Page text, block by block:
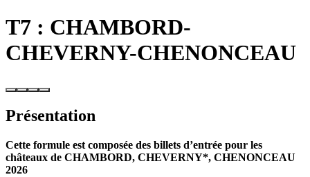
T7 : CHAMBORD-
CHEVERNY-CHENONCEAU
Présentation
Cette formule est composée des billets d’entrée pour les
châteaux de CHAMBORD, CHEVERNY*, CHENONCEAU
2026